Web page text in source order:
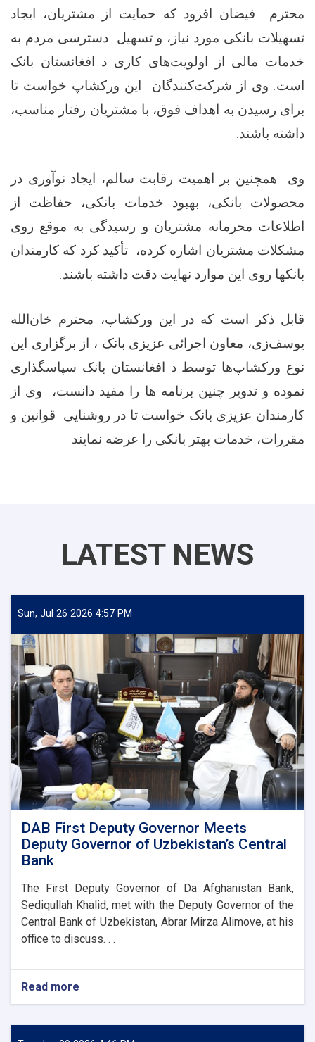
محترم فیضان افزود که حمایت از مشتریان، ایجاد
تسهیلات بانکی مورد نیاز، و تسهیل دسترسی مردم به
خدمات مالی از اولویت‌های کاری د افغانستان بانک
است. وی از شرکت‌کنندگان این ورکشاپ خواست تا
برای رسیدن به اهداف فوق، با مشتریان رفتار مناسب،
داشته باشند.
وی همچنین بر اهمیت رقابت سالم، ایجاد نوآوری در
محصولات بانکی، بهبود خدمات بانکی، حفاظت از
اطلاعات محرمانه مشتریان و رسیدگی به موقع روی
مشکلات مشتریان اشاره کرده، تأکید کرد که کارمندان
بانکها روی این موارد نهایت دقت داشته باشند.
قابل ذکر است که در این ورکشاپ، محترم خان‌الله
یوسف‌زی، معاون اجرائی عزیزی بانک ، از برگزاری این
نوع ورکشاپ‌ها توسط د افغانستان بانک سپاسگذاری
نموده و تدویر چنین برنامه ها را مفید دانست، وی از
کارمندان عزیزی بانک خواست تا در روشنایی قوانین و
مقررات، خدمات بهتر بانکی را عرضه نمایند.
LATEST NEWS
Sun, Jul 26 2026 4:57 PM
DAB First Deputy Governor Meets
Deputy Governor of Uzbekistan’s Central
Bank
The First Deputy Governor of Da Afghanistan Bank,
Sediqullah Khalid, met with the Deputy Governor of the
Central Bank of Uzbekistan, Abrar Mirza Alimove, at his
office to discuss. . .
Read more
DAB
Deputy